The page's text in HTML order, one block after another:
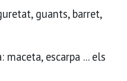
guants, barret,
escarpa ... els